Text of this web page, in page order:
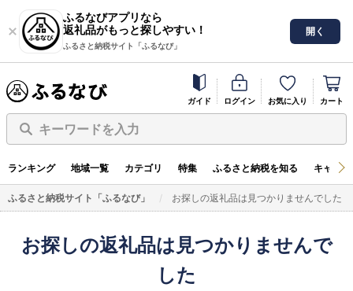
ふるなびアプリなら
返礼品がもっと探しやすい！
ふるさと納税サイト「ふるなび」
開く
ガイド ログイン お気に入り カート
キーワードを入力
ランキング 地域一覧 カテゴリ 特集 ふるさと納税を知る キャン
ふるさと納税サイト「ふるなび」 お探しの返礼品は見つかりませんでした
お探しの返礼品は見つかりませんで
した